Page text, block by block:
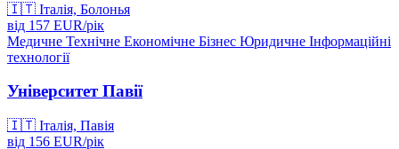
🇮🇹 Італія, Болонья
від 157 EUR/рік
Медичне Технічне Економічне Бізнес Юридичне Інформаційні
технології
Університет Павії
🇮🇹 Італія, Павія
від 156 EUR/рік